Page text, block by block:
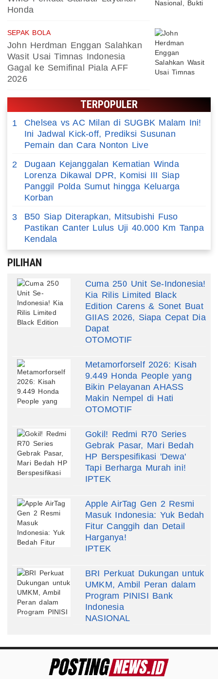
Honda
SEPAK BOLA
John Herdman Enggan Salahkan
Wasit Usai Timnas Indonesia
Gagal ke Semifinal Piala AFF
2026
TERPOPULER
1
Chelsea vs AC Milan di SUGBK Malam Ini!
Ini Jadwal Kick-off, Prediksi Susunan
Pemain dan Cara Nonton Live
2
Dugaan Kejanggalan Kematian Winda
Lorenza Dikawal DPR, Komisi III Siap
Panggil Polda Sumut hingga Keluarga
Korban
3
B50 Siap Diterapkan, Mitsubishi Fuso
Pastikan Canter Lulus Uji 40.000 Km Tanpa
Kendala
PILIHAN
Cuma 250 Unit Se-Indonesia!
Kia Rilis Limited Black
Edition Carens & Sonet Buat
GIIAS 2026, Siapa Cepat Dia
Dapat
OTOMOTIF
Metamorforself 2026: Kisah
9.449 Honda People yang
Bikin Pelayanan AHASS
Makin Nempel di Hati
OTOMOTIF
Gokil! Redmi R70 Series
Gebrak Pasar, Mari Bedah
HP Berspesifikasi 'Dewa'
Tapi Berharga Murah ini!
IPTEK
Apple AirTag Gen 2 Resmi
Masuk Indonesia: Yuk Bedah
Fitur Canggih dan Detail
Harganya!
IPTEK
BRI Perkuat Dukungan untuk
UMKM, Ambil Peran dalam
Program PINISI Bank
Indonesia
NASIONAL